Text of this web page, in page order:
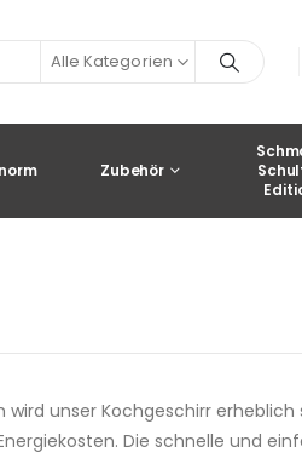
Alle Kategorien
Zubehör
unser Kochgeschirr
Die schnelle und